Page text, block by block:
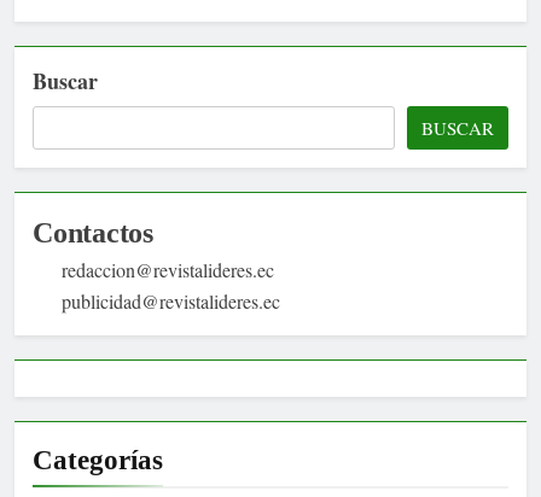
Buscar
BUSCAR
Contactos
redaccion@revistalideres.ec
publicidad@revistalideres.ec
Categorías